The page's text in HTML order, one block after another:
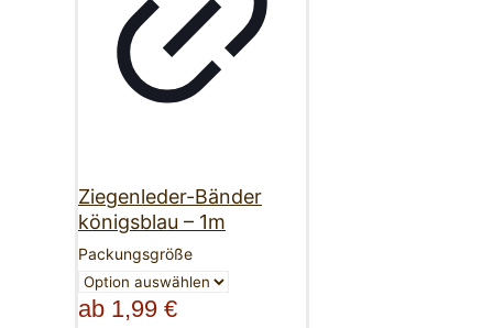
Ziegenleder-Bänder
königsblau – 1m
Packungsgröße
ab 1,99 €